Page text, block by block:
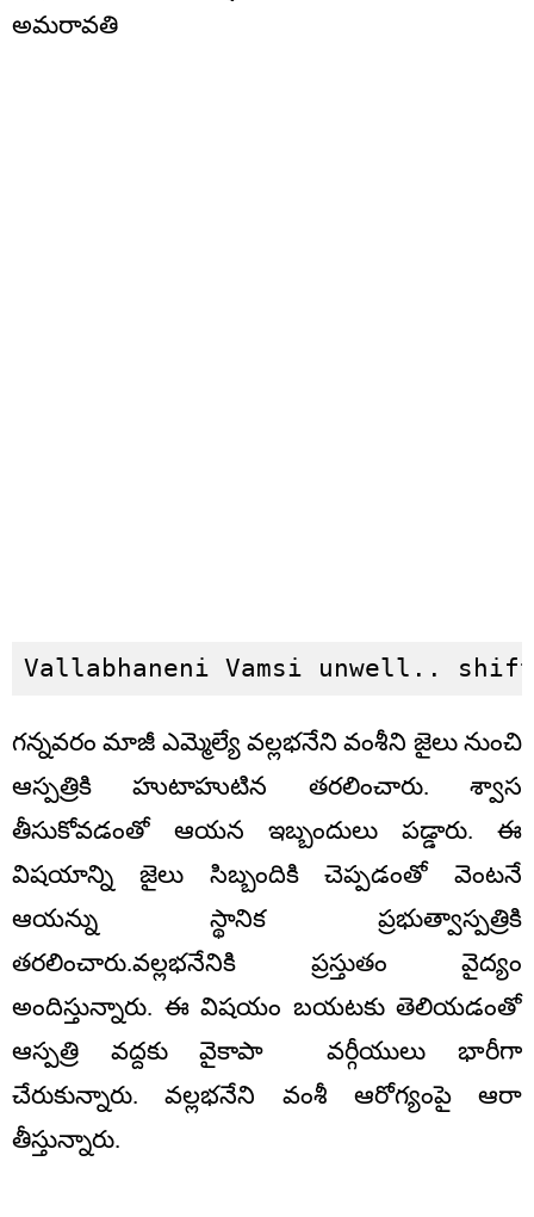
అమరావతి
Vallabhaneni Vamsi unwell..
గన్నవరం మాజీ ఎమ్మెల్యే వల్లభనేని వంశీని జైలు నుంచి
ఆస్పత్రికి హుటాహుటిన తరలించారు. శ్వాస
తీసుకోవడంతో ఆయన ఇబ్బందులు పడ్డారు. ఈ
విషయాన్ని జైలు సిబ్బందికి చెప్పడంతో వెంటనే
ఆయన్ను స్థానిక ప్రభుత్వాస్పత్రికి
తరలించారు.వల్లభనేనికి ప్రస్తుతం వైద్యం
అందిస్తున్నారు. ఈ విషయం బయటకు తెలియడంతో
ఆస్పత్రి వద్దకు వైకాపా వర్గీయులు భారీగా
చేరుకున్నారు. వల్లభనేని వంశీ ఆరోగ్యంపై ఆరా
తీస్తున్నారు.